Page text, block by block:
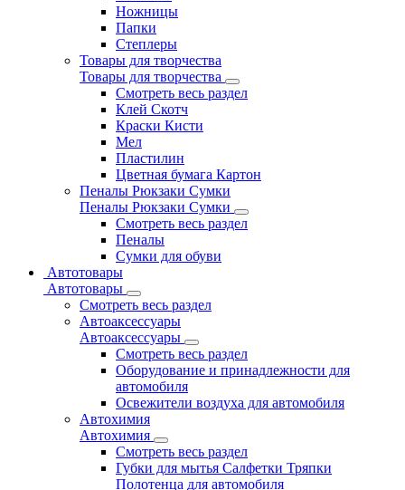
Ножницы
Папки
Степлеры
Товары для творчества
Товары для творчества
Смотреть весь раздел
Клей Скотч
Краски Кисти
Мел
Пластилин
Цветная бумага Картон
Пеналы Рюкзаки Сумки
Пеналы Рюкзаки Сумки
Смотреть весь раздел
Пеналы
Сумки для обуви
Автотовары
Автотовары
Смотреть весь раздел
Автоаксессуары
Автоаксессуары
Смотреть весь раздел
Оборудование и принадлежности для
автомобиля
Освежители воздуха для автомобиля
Автохимия
Автохимия
Смотреть весь раздел
Губки для мытья Салфетки Тряпки
Полотенца для автомобиля